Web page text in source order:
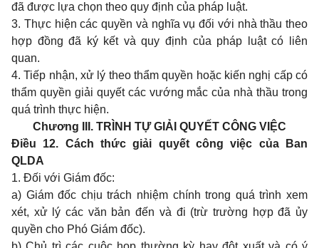
đã được lựa chọn theo quy định của pháp luật.
3. Thực hiện các quyền và nghĩa vụ đối với nhà thầu theo
hợp đồng đã ký kết và quy định của pháp luật có liên
quan.
4. Tiếp nhận, xử lý theo thẩm quyền hoặc kiến nghị cấp có
thẩm quyền giải quyết các vướng mắc của nhà thầu trong
quá trình thực hiện.
Chương III. TRÌNH TỰ GIẢI QUYẾT CÔNG VIỆC
Điều 12. Cách thức giải quyết công việc của Ban
QLDA
1. Đối với Giám đốc:
a) Giám đốc chịu trách nhiệm chính trong quá trình xem
xét, xử lý các văn bản đến và đi (trừ trường hợp đã ủy
quyền cho Phó Giám đốc).